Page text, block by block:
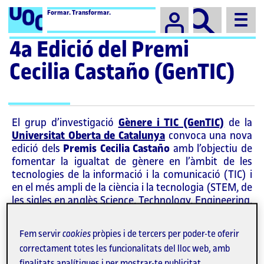
Formar. Transformar. Campus
4a Edició del Premi
Cecilia Castaño (GenTIC)
El grup d’investigació Gènere i TIC (GenTIC) de la
Universitat Oberta de Catalunya convoca una nova
edició dels Premis Cecilia Castaño amb l’objectiu de
fomentar la igualtat de gènere en l’àmbit de les
tecnologies de la informació i la comunicació (TIC) i
en el més ampli de la ciència i la tecnologia (STEM, de
les sigles en anglès Science, Technology, Engineering,
Des de l’any 2022, GenTIC impulsa aquesta
convocatòria per premiartreballs de recerca
Fem servircookies pròpies i de tercers per poder-te oferir
correctament totes les funcionalitats del lloc web, amb